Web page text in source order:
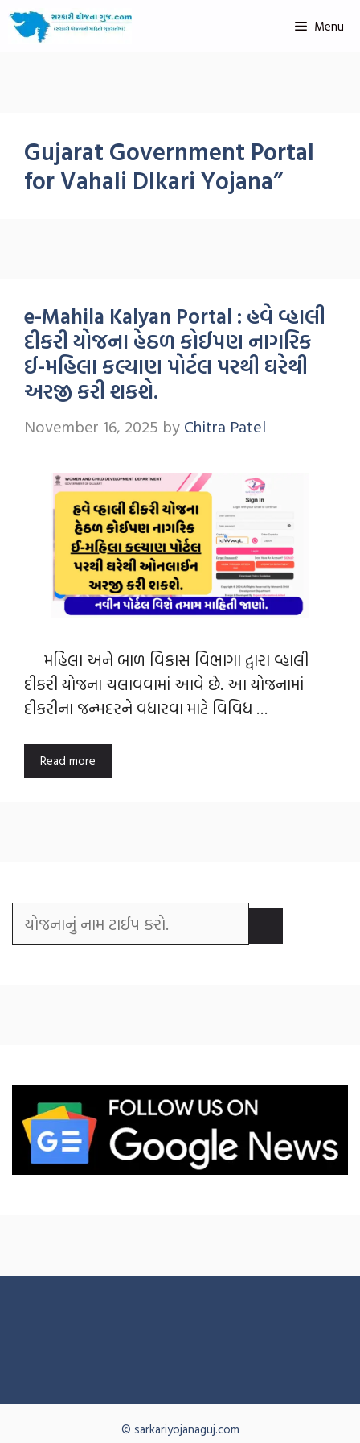
Menu
Gujarat Government Portal
for Vahali DIkari Yojana”
e-Mahila Kalyan Portal : હવે વ્હાલી
દીકરી યોજના હેઠળ કોઈપણ નાગરિક
ઈ-મહિલા કલ્યાણ પોર્ટલ પરથી ઘરેથી
અરજી કરી શકશે.
November 16, 2025 by Chitra Patel
મહિલા અને બાળ વિકાસ વિભાગા દ્વારા વ્હાલી
દીકરી યોજના ચલાવવામાં આવે છે. આ યોજનામાં
દીકરીના જન્મદરને વધારવા માટે વિવિધ …
Read more
© sarkariyojanaguj.com